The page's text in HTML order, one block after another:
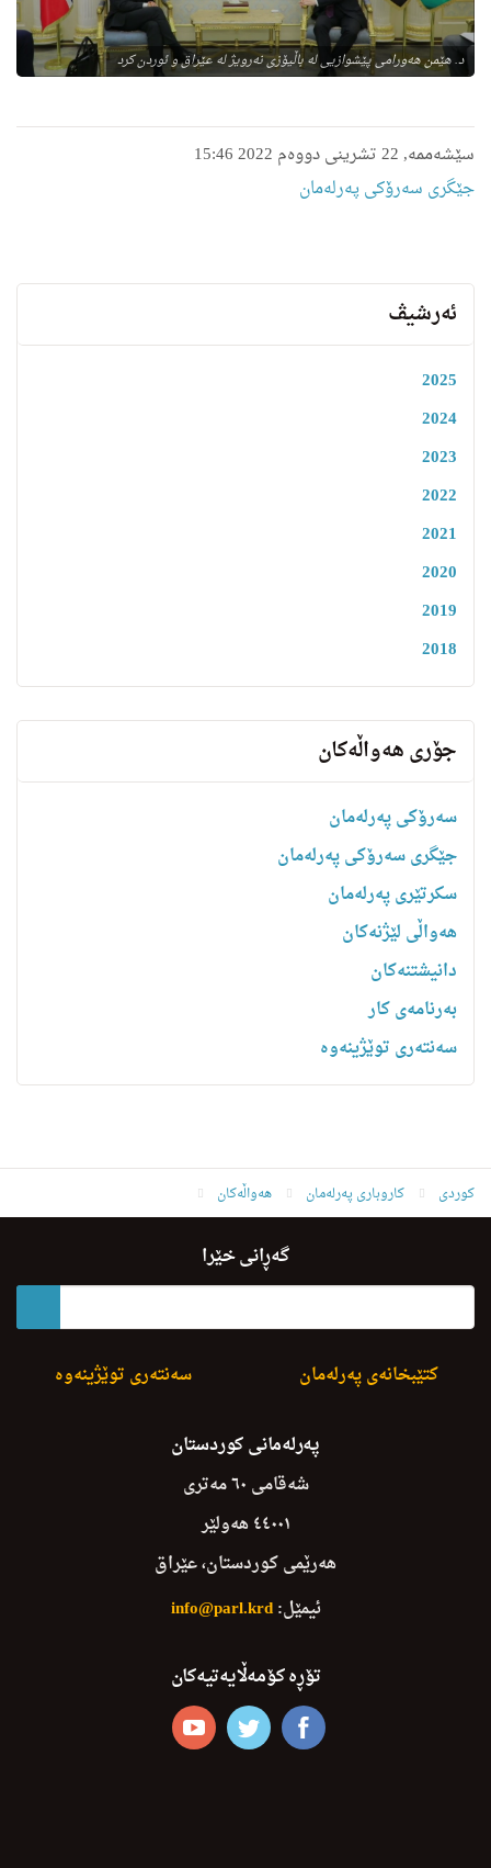
د. هێمن هه‌ورامی پێشوازیی له‌ باڵیۆزی نه‌رویژ له‌ عێراق و ئوردن كرد
سێشەممە, 22 تشرینی دووەم 2022 15:46
جێگری سەرۆکی پەرلەمان
ئەرشیڤ
2025
2024
2023
2022
2021
2020
2019
2018
جۆری هەواڵەکان
سەرۆکی پەرلەمان
جێگری سەرۆکی پەرلەمان
سکرتێری پەرلەمان
هه‌واڵى لێژنه‌كان
دانیشتنه‌کان
بەرنامەی کار
سەنتەری توێژینەوە
کوردی کاروباری پەرلەمان هەواڵەکان
D.hemn Peshwazye La B.Nerwij La Iraq u Urdn Krd
گەڕانی خێرا
سەنتەری توێژینەوە کتێبخانەی پەرلەمان
پەرلەمانی کوردستان
شەقامی ٦٠ مەتری
٤٤٠٠١ هەولێر
هەرێمی کوردستان، عێراق
ئیمێل:info@parl.krd
تۆڕە کۆمەڵایەتیەکان